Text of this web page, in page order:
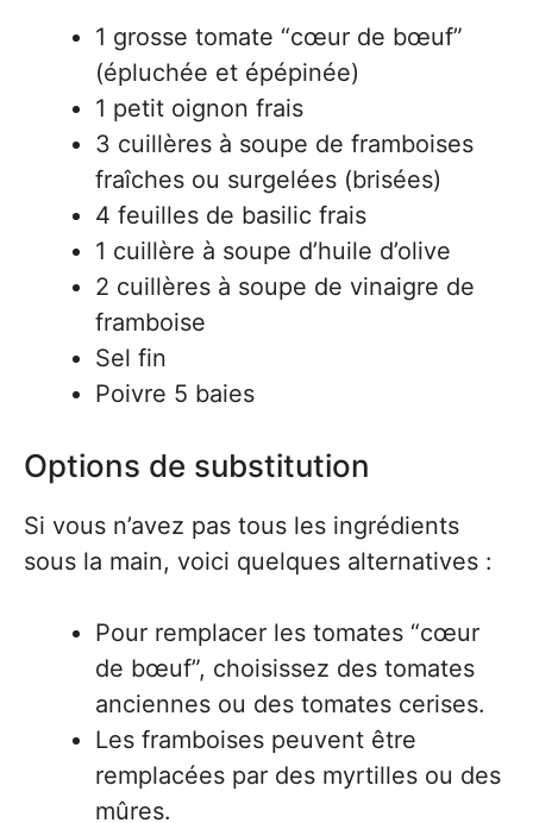
1 grosse tomate “cœur de bœuf”
(épluchée et épépinée)
1 petit oignon frais
3 cuillères à soupe de framboises
fraîches ou surgelées (brisées)
4 feuilles de basilic frais
1 cuillère à soupe d’huile d’olive
2 cuillères à soupe de vinaigre de
framboise
Sel fin
Poivre 5 baies
Options de substitution
Si vous n’avez pas tous les ingrédients
sous la main, voici quelques alternatives :
Pour remplacer les tomates “cœur
de bœuf”, choisissez des tomates
anciennes ou des tomates cerises.
Les framboises peuvent être
remplacées par des myrtilles ou des
mûres.